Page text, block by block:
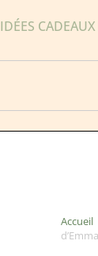
IDÉES
Accueil